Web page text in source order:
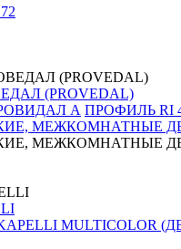
(PROVEDAL)
А ПРОФИЛЬ RI
МЕЖКОМНАТНЫЕ
МЕЖКОМНАТНЫЕ
MULTICOLOR